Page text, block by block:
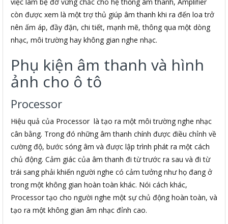
còn được xem là một trợ thủ giúp âm thanh khi ra đến loa trở
nên ấm áp, đầy đặn, chi tiết, mạnh mẽ, thông qua một dòng
nhạc, môi trường hay không gian nghe nhạc.
Phụ kiện âm thanh và hình
ảnh cho ô tô
Processor
Hiệu quả của Processor là tạo ra một môi trường nghe nhạc
cân bằng. Trong đó những âm thanh chính được điều chỉnh về
cường độ, bước sóng âm và được lập trình phát ra một cách
chủ động. Cảm giác của âm thanh đi từ trước ra sau và đi từ
trái sang phải khiến người nghe có cảm tưởng như họ đang ở
trong một không gian hoàn toàn khác. Nói cách khác,
Processor tạo cho người nghe một sự chủ động hoàn toàn, và
tạo ra một không gian âm nhạc đỉnh cao.